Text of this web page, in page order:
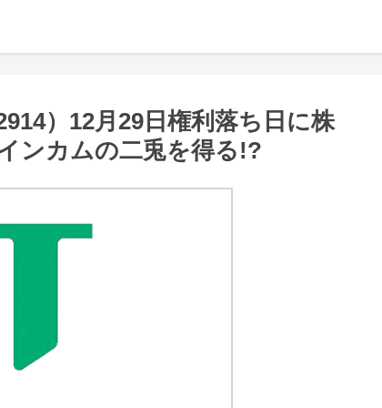
）12月29日権利落ち日に株
ンカムの二兎を得る!?